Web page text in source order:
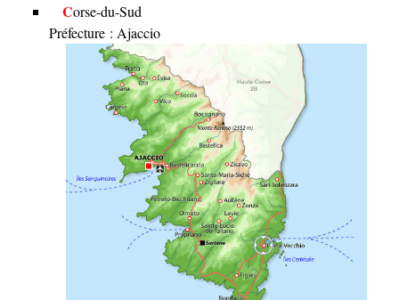
Corse-du-Sud
Préfecture : Ajaccio